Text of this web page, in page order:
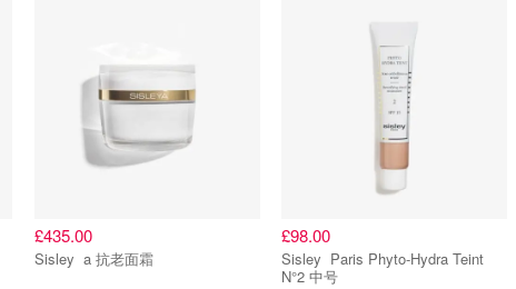
£435.00
Sisley a 抗老面霜
£98.00
Sisley Paris Phyto-Hydra Teint
N°2 中号